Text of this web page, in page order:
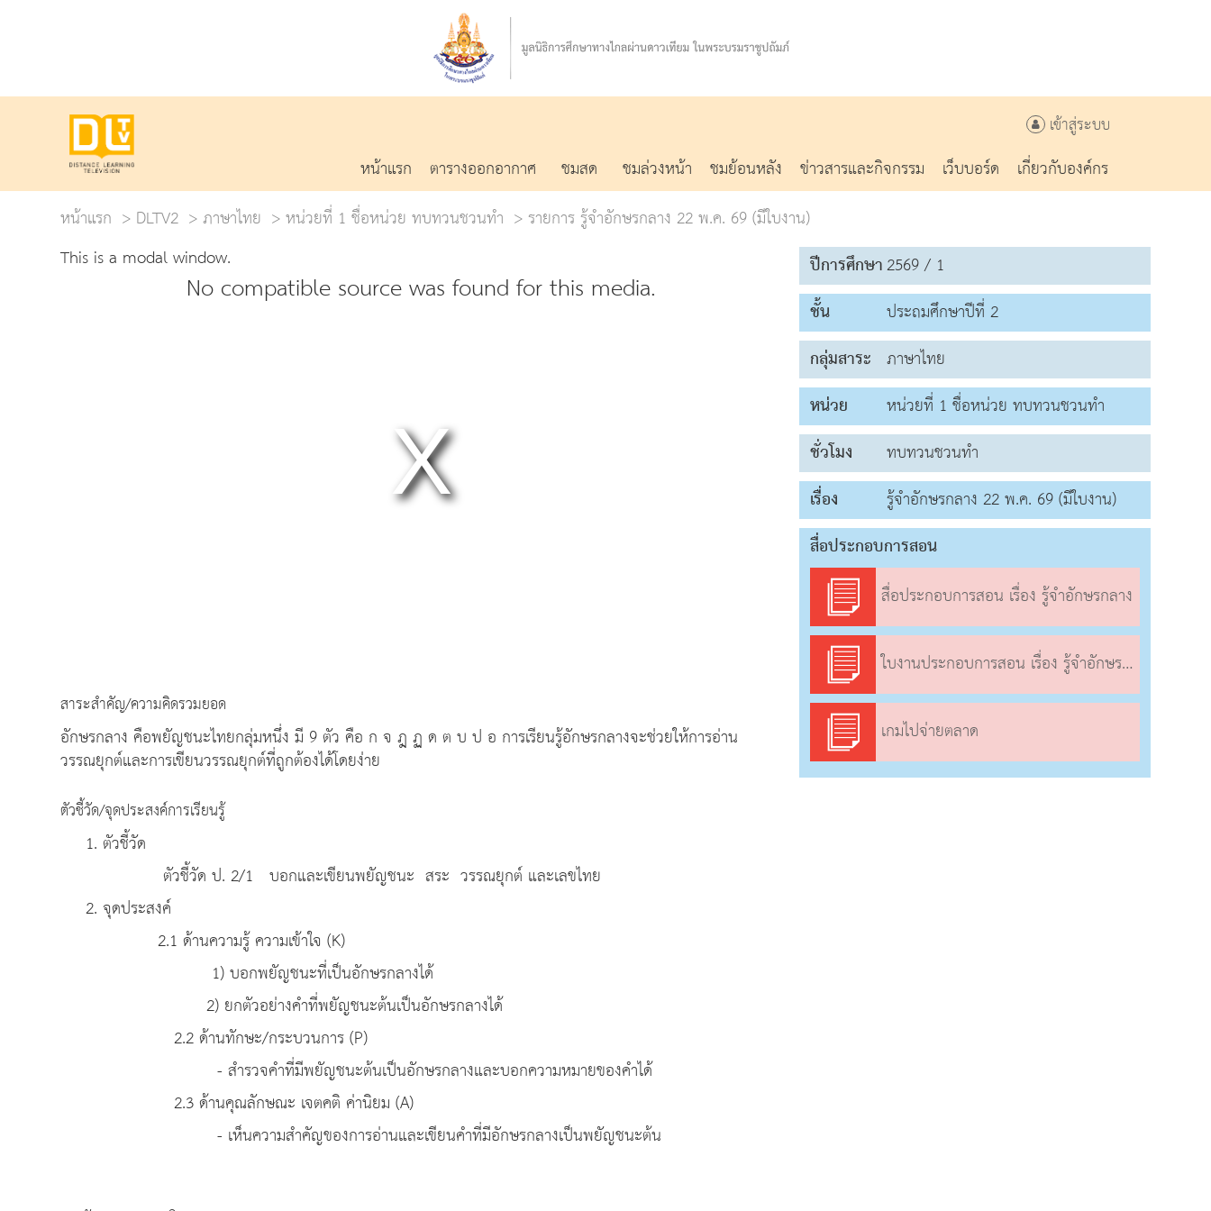
เข้าสู่ระบบ
หน้าแรก ตารางออกอากาศ ชมสด ชมล่วงหน้า ชมย้อนหลัง ข่าวสารและกิจกรรม เว็บบอร์ด
เกี่ยวกับองค์กร
หน้าแรก
DLTV2 ภาษาไทย หน่วยที่ 1 ชื่อหน่วย ทบทวนชวนทำ
รายการ รู้จำอักษรกลาง 22 พ.ค. 69 (มีใบงาน)
This is a modal window.
No compatible source was found for this media.
สาระสำคัญ/ความคิดรวมยอด
อักษรกลาง คือพยัญชนะไทยกลุ่มหนึ่ง มี 9 ตัว คือ ก จ ฎ ฏ ด ต บ ป อ การเรียนรู้อักษรกลางจะช่วยให้การอ่าน
วรรณยุกต์และการเขียนวรรณยุกต์ที่ถูกต้องได้โดยง่าย
ตัวชี้วัด/จุดประสงค์การเรียนรู้
1. ตัวชี้วัด
ตัวชี้วัด ป. 2/1 บอกและเขียนพยัญชนะ สระ วรรณยุกต์ และเลขไทย
2. จุดประสงค์
2.1 ด้านความรู้ ความเข้าใจ (K)
1) บอกพยัญชนะที่เป็นอักษรกลางได้
2) ยกตัวอย่างคำที่พยัญชนะต้นเป็นอักษรกลางได้
2.2 ด้านทักษะ/กระบวนการ (P)
- สำรวจคำที่มีพยัญชนะต้นเป็นอักษรกลางและบอกความหมายของคำได้
2.3 ด้านคุณลักษณะ เจตคติ ค่านิยม (A)
- เห็นความสำคัญของการอ่านและเขียนคำที่มีอักษรกลางเป็นพยัญชนะต้น
ปีการศึกษา2569 / 1
ชั้น
ประถมศึกษาปีที่ 2
กลุ่มสาระ ภาษาไทย
หน่วย
หน่วยที่ 1 ชื่อหน่วย ทบทวนชวนทำ
ชั่วโมง
ทบทวนชวนทำ
เรื่อง
รู้จำอักษรกลาง 22 พ.ค. 69 (มีใบงาน)
สื่อประกอบการสอน
สื่อประกอบการสอน เรื่อง รู้จำอักษรกลาง
ใบงานประกอบการสอน เรื่อง รู้จำอักษรกลาง
เกมไปจ่ายตลาด